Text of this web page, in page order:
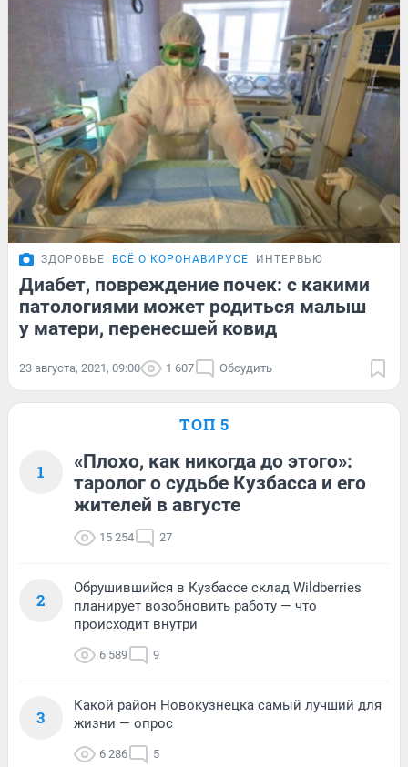
ЗДОРОВЬЕ ВСЁ О КОРОНАВИРУСЕ ИНТЕРВЬЮ
Диабет, повреждение почек: с какими
патологиями может родиться малыш
у матери, перенесшей ковид
23 августа, 2021, 09:00 1 607 Обсудить
ТОП 5
1
«Плохо, как никогда до этого»:
таролог о судьбе Кузбасса и его
жителей в августе
15 254 27
2
Обрушившийся в Кузбассе склад Wildberries
планирует возобновить работу — что
происходит внутри
6 589 9
3
Какой район Новокузнецка самый лучший для
жизни — опрос
6 286 5